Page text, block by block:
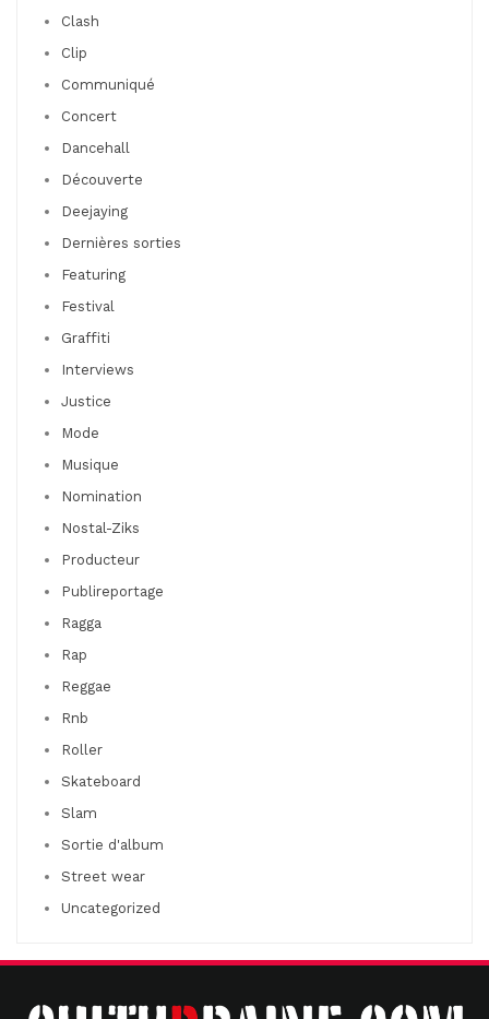
Clash
Clip
Communiqué
Concert
Dancehall
Découverte
Deejaying
Dernières sorties
Featuring
Festival
Graffiti
Interviews
Justice
Mode
Musique
Nomination
Nostal-Ziks
Producteur
Publireportage
Ragga
Rap
Reggae
Rnb
Roller
Skateboard
Slam
Sortie d'album
Street wear
Uncategorized